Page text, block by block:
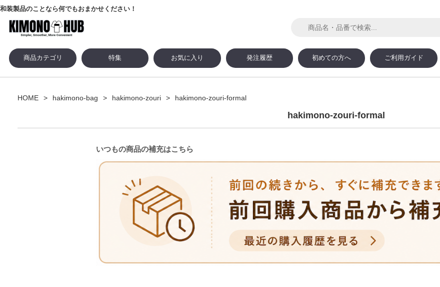
和装製品のことなら何でもおまかせください！
商品カテゴリ 特集 お気に入り 発注履歴 初めての方へ ご利用ガイド
HOME hakimono-bag hakimono-zouri hakimono-zouri-formal
hakimono-zouri-formal
いつもの商品の補充はこちら